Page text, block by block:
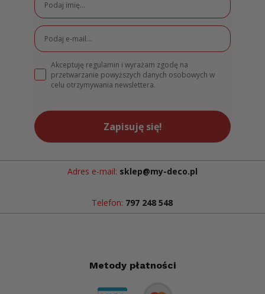
Akceptuję regulamin i wyrażam zgodę na
przetwarzanie powyższych danych osobowych w
celu otrzymywania newslettera.
Zapisuję się!
Adres e-mail: sklep@my-deco.pl
Telefon: 797 248 548
Metody płatności